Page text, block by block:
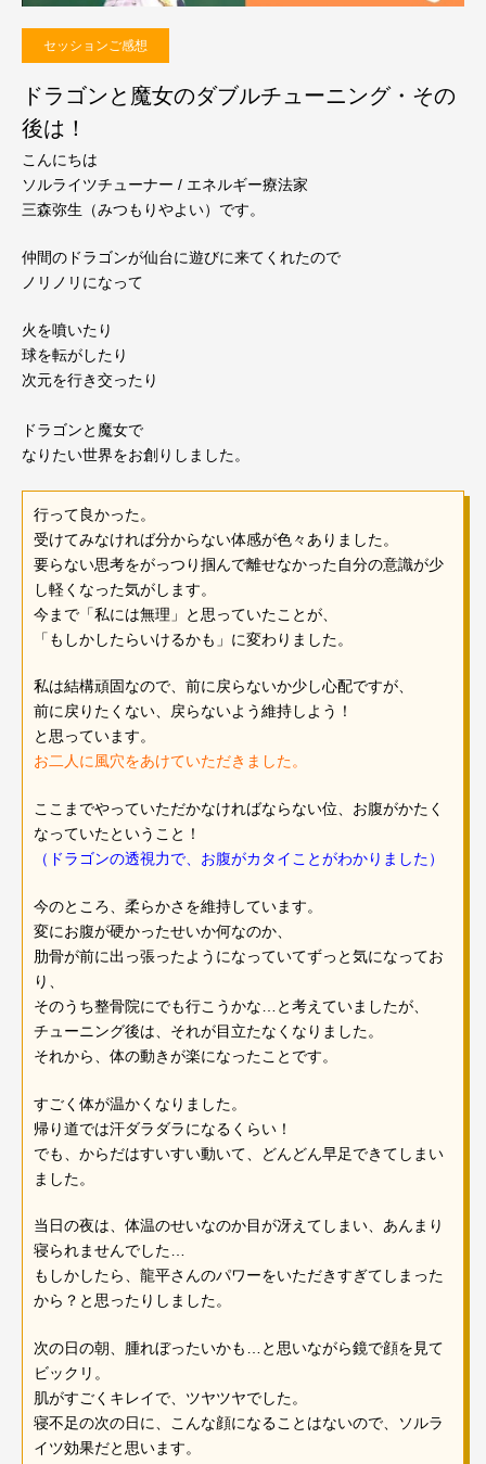
セッションご感想
ドラゴンと魔女のダブルチューニング・その
後は！
こんにちは
ソルライツチューナー / エネルギー療法家
三森弥生（みつもりやよい）です。
仲間のドラゴンが仙台に遊びに来てくれたので
ノリノリになって
火を噴いたり
球を転がしたり
次元を行き交ったり
ドラゴンと魔女で
なりたい世界をお創りしました。
行って良かった。
受けてみなければ分からない体感が色々ありました。
要らない思考をがっつり掴んで離せなかった自分の意識が少
し軽くなった気がします。
今まで「私には無理」と思っていたことが、
「もしかしたらいけるかも」に変わりました。
私は結構頑固なので、前に戻らないか少し心配ですが、
前に戻りたくない、戻らないよう維持しよう！
と思っています。
お二人に風穴をあけていただきました。
ここまでやっていただかなければならない位、お腹がかたく
なっていたということ！
（ドラゴンの透視力で、お腹がカタイことがわかりました）
今のところ、柔らかさを維持しています。
変にお腹が硬かったせいか何なのか、
肋骨が前に出っ張ったようになっていてずっと気になってお
り、
そのうち整骨院にでも行こうかな…と考えていましたが、
チューニング後は、それが目立たなくなりました。
それから、体の動きが楽になったことです。
すごく体が温かくなりました。
帰り道では汗ダラダラになるくらい！
でも、からだはすいすい動いて、どんどん早足できてしまい
ました。
当日の夜は、体温のせいなのか目が冴えてしまい、あんまり
寝られませんでした…
もしかしたら、龍平さんのパワーをいただきすぎてしまった
から？と思ったりしました。
次の日の朝、腫れぼったいかも…と思いながら鏡で顔を見て
ビックリ。
肌がすごくキレイで、ツヤツヤでした。
寝不足の次の日に、こんな顔になることはないので、ソルラ
イツ効果だと思います。